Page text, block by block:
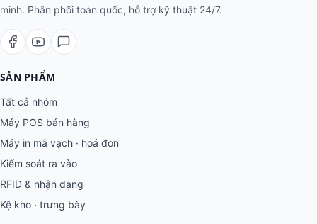
minh. Phân phối toàn quốc, hỗ trợ kỹ thuật 24/7.
SẢN PHẨM
Tất cả nhóm
Máy POS bán hàng
Máy in mã vạch · hoá đơn
Kiểm soát ra vào
RFID & nhận dạng
Kệ kho · trưng bày